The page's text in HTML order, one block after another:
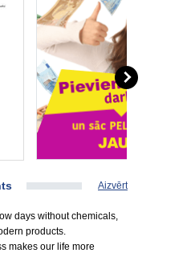
Aizvērt
days without chemicals,
products.
makes our life more